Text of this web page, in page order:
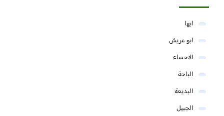
ابها
ابو عريش
الاحساء
الباحة
البديعة
الجبيل